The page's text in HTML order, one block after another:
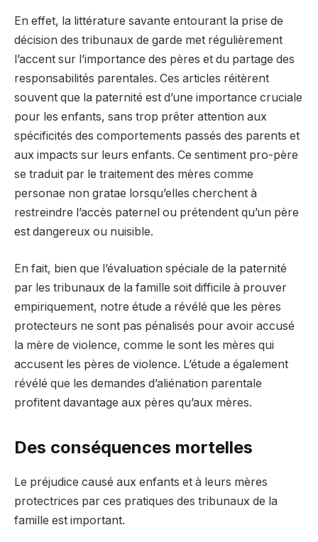
En effet, la littérature savante entourant la prise de
décision des tribunaux de garde met régulièrement
l’accent sur l’importance des pères et du partage des
responsabilités parentales. Ces articles réitèrent
souvent que la paternité est d’une importance cruciale
pour les enfants, sans trop prêter attention aux
spécificités des comportements passés des parents et
aux impacts sur leurs enfants. Ce sentiment pro-père
se traduit par le traitement des mères comme
personae non gratae lorsqu’elles cherchent à
restreindre l’accès paternel ou prétendent qu’un père
est dangereux ou nuisible.
En fait, bien que l’évaluation spéciale de la paternité
par les tribunaux de la famille soit difficile à prouver
empiriquement, notre étude a révélé que les pères
protecteurs ne sont pas pénalisés pour avoir accusé
la mère de violence, comme le sont les mères qui
accusent les pères de violence. L’étude a également
révélé que les demandes d’aliénation parentale
profitent davantage aux pères qu’aux mères.
Des conséquences mortelles
Le préjudice causé aux enfants et à leurs mères
protectrices par ces pratiques des tribunaux de la
famille est important.